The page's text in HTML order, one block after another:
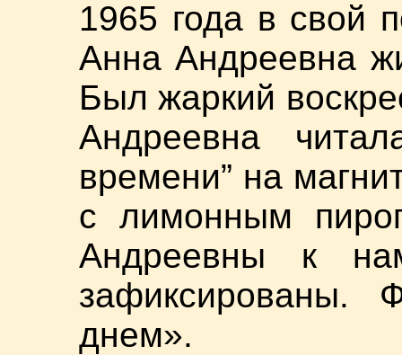
1965 года в свой
Анна Андреевна
Был жаркий
Андреевна
времени” на
с лимонным
Андреевны к
зафиксированы.
днем».